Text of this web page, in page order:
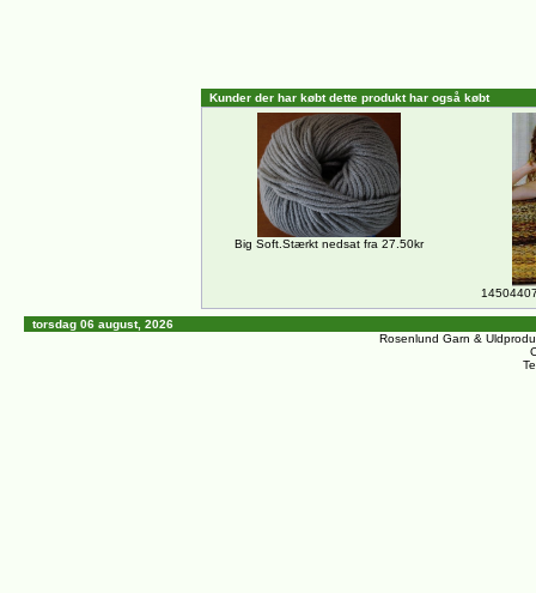
Kunder der har købt dette produkt har også købt
Big Soft.Stærkt nedsat fra 27.50kr
torsdag 06 august, 2026
Rosenlund Garn &